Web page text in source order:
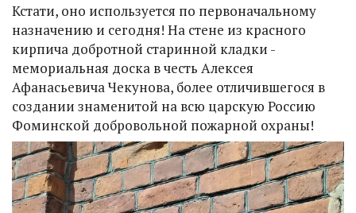
Кстати, оно используется по первоначальному
назначению и сегодня! На стене из красного
кирпича добротной старинной кладки -
мемориальная доска в честь Алексея
Афанасьевича Чекунова, более отличившегося в
создании знаменитой на всю царскую Россию
Фоминской добровольной пожарной охраны!